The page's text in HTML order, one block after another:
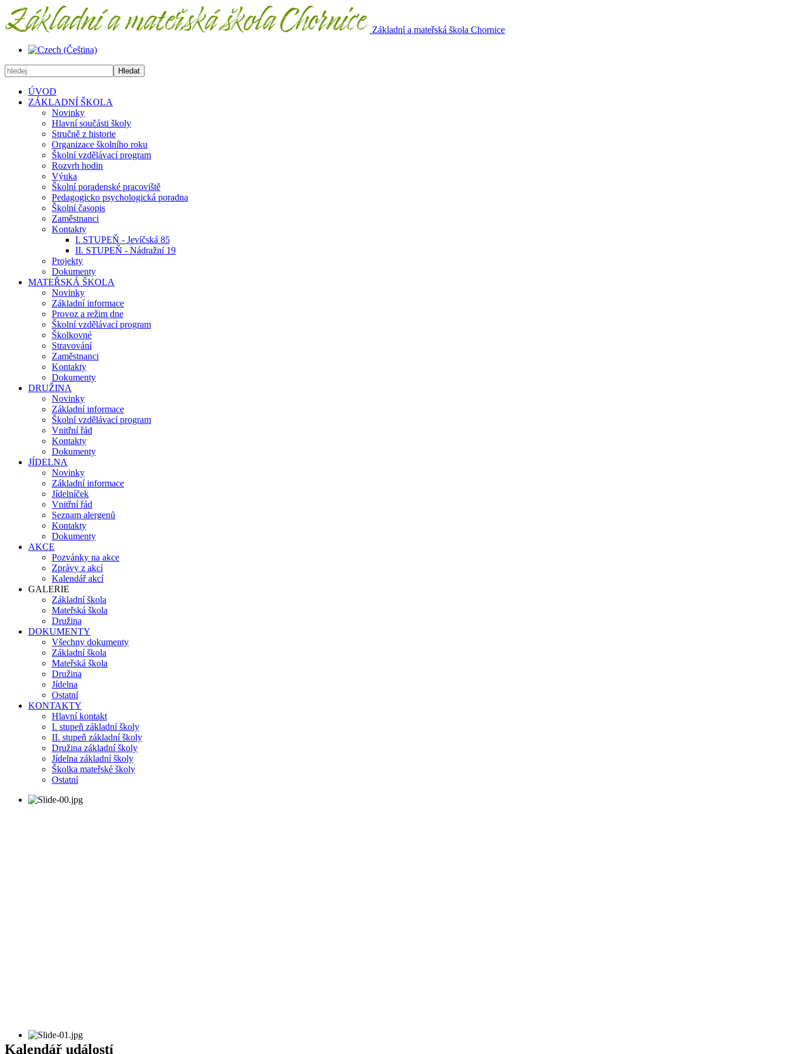
Základní a mateřská škola Chornice
Hledat
ÚVOD
ZÁKLADNÍ ŠKOLA
Novinky
Hlavní součásti školy
Stručně z historie
Organizace školního roku
Školní vzdělávací program
Rozvrh hodin
Výuka
Školní poradenské pracoviště
Pedagogicko psychologická poradna
Školní časopis
Zaměstnanci
Kontakty
I. STUPEŇ - Jevíčská 85
II. STUPEŇ - Nádražní 19
Projekty
Dokumenty
MATEŘSKÁ ŠKOLA
Novinky
Základní informace
Provoz a režim dne
Školní vzdělávací program
Školkovné
Stravování
Zaměstnanci
Kontakty
Dokumenty
DRUŽINA
Novinky
Základní informace
Školní vzdělávací program
Vnitřní řád
Kontakty
Dokumenty
JÍDELNA
Novinky
Základní informace
Jídelníček
Vnitřní řád
Seznam alergenů
Kontakty
Dokumenty
AKCE
Pozvánky na akce
Zprávy z akcí
Kalendář akcí
GALERIE
Základní škola
Mateřská škola
Družina
DOKUMENTY
Všechny dokumenty
Základní škola
Mateřská škola
Družina
Jídelna
Ostatní
KONTAKTY
Hlavní kontakt
I. stupeň základní školy
II. stupeň základní školy
Družina základní školy
Jídelna základní školy
Školka mateřské školy
Ostatní
Kalendář událostí